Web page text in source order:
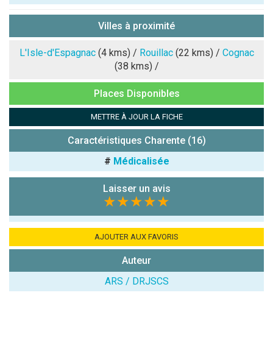
Note que vous souhaitez attribuer :
Antispam -
7x4 (en
:
(En cliquant sur 'Valider', j'accepte que mon avis
Villes à proximité
L'Isle-d'Espagnac(4 kms) / Rouillac(22 kms) / Cognac
(38 kms) /
Places Disponibles
METTRE À JOUR LA FICHE
Caractéristiques Charente (16)
# Médicalisée
Laisser un avis
★★★★★
AJOUTER AUX FAVORIS
Auteur
ARS / DRJSCS